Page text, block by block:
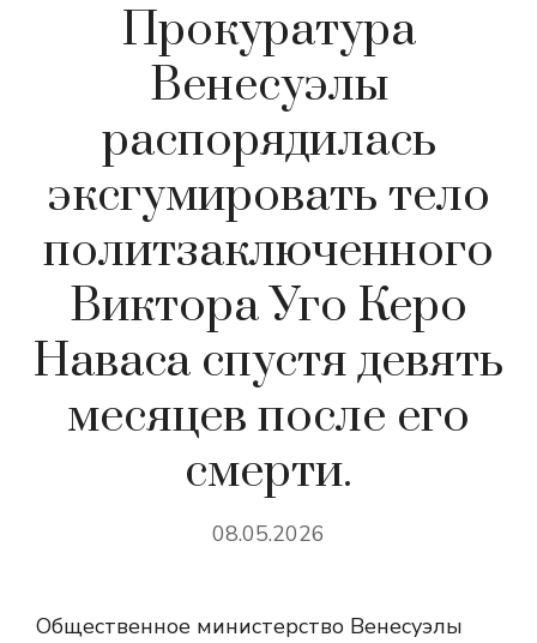
Прокуратура
Венесуэлы
распорядилась
эксгумировать тело
политзаключенного
Виктора Уго Керо
Наваса спустя девять
месяцев после его
смерти.
08.05.2026
Общественное министерство Венесуэлы